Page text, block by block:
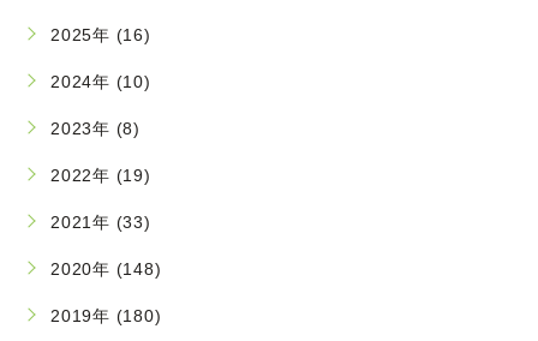
2025年 (16)
2024年 (10)
2023年 (8)
2022年 (19)
2021年 (33)
2020年 (148)
2019年 (180)